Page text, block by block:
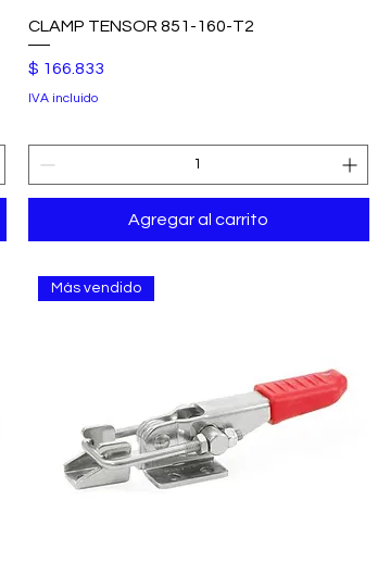
CLAMP TENSOR 851-160-T2
Precio
$ 166.833
IVA incluido
Agregar al carrito
Más vendido